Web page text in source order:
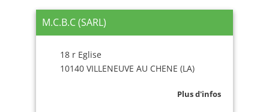
M.C.B.C (SARL)
18 r Eglise
10140 VILLENEUVE AU CHENE (LA)
Plus d'infos